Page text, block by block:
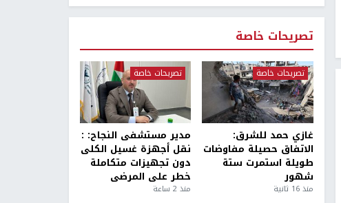
تصريحات خاصة
تصريحات خاصة
غازي حمد للشرق:
الاتفاق حصيلة مفاوضات
طويلة استمرت ستة
شهور
منذ 16 ثانية
تصريحات خاصة
مدير مستشفى النجاح: :
نقل أجهزة غسيل الكلى
دون تجهيزات متكاملة
خطر على المرضى
منذ 2 ساعة